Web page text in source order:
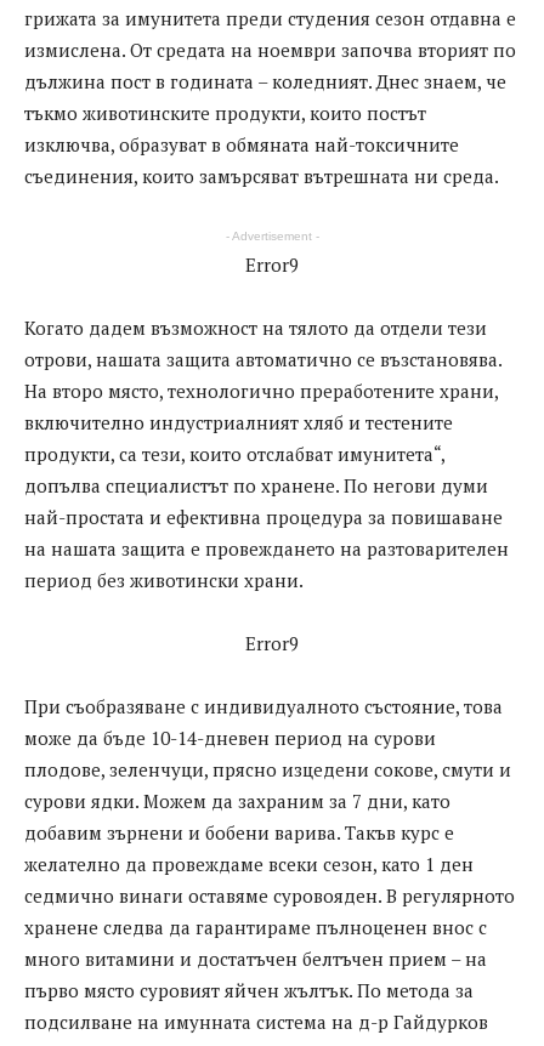
грижата за имунитета преди студения сезон отдавна е
измислена. От средата на ноември започва вторият по
дължина пост в годината – коледният. Днес знаем, че
тъкмо животинските продукти, които постът
изключва, образуват в обмяната най-токсичните
съединения, които замърсяват вътрешната ни среда.
- Advertisement -
Error9
Когато дадем възможност на тялото да отдели тези
отрови, нашата защита автоматично се възстановява.
На второ място, технологично преработените храни,
включително индустриалният хляб и тестените
продукти, са тези, които отслабват имунитета“,
допълва специалистът по хранене. По негови думи
най-простата и ефективна процедура за повишаване
на нашата защита е провеждането на разтоварителен
период без животински храни.
Error9
При съобразяване с индивидуалното състояние, това
може да бъде 10-14-дневен период на сурови
плодове, зеленчуци, прясно изцедени сокове, смути и
сурови ядки. Можем да захраним за 7 дни, като
добавим зърнени и бобени варива. Такъв курс е
желателно да провеждаме всеки сезон, като 1 ден
седмично винаги оставяме суровояден. В регулярното
хранене следва да гарантираме пълноценен внос с
много витамини и достатъчен белтъчен прием – на
първо място суровият яйчен жълтък. По метода за
подсилване на имунната система на д-р Гайдурков